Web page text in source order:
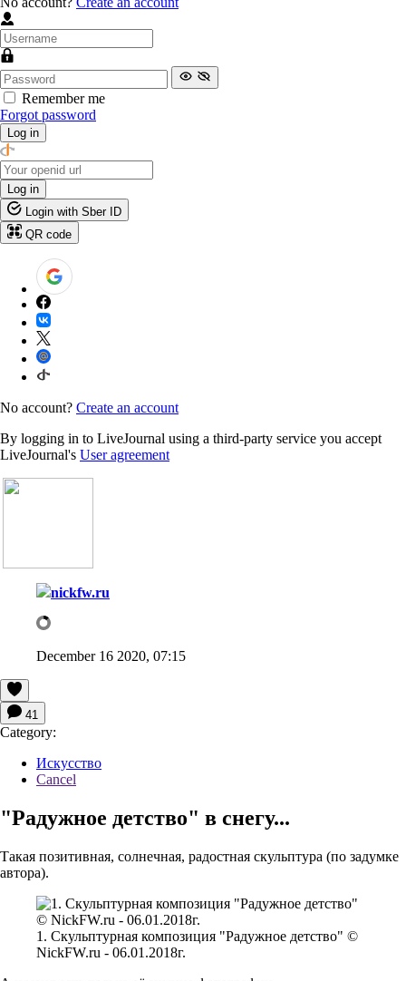
Remember me
Forgot password
Log in
Log in
Login with Sber ID
QR code
No account? Create an account
By logging in to LiveJournal using a third-party service you accept
LiveJournal's User agreement
nickfw.ru
December 16 2020, 07:15
41
Category:
Искусство
Cancel
"Радужное детство" в снегу...
Такая позитивная, солнечная, радостная скульптура (по задумке
автора).
1. Скульптурная композиция "Радужное детство" ©
NickFW.ru - 06.01.2018г.